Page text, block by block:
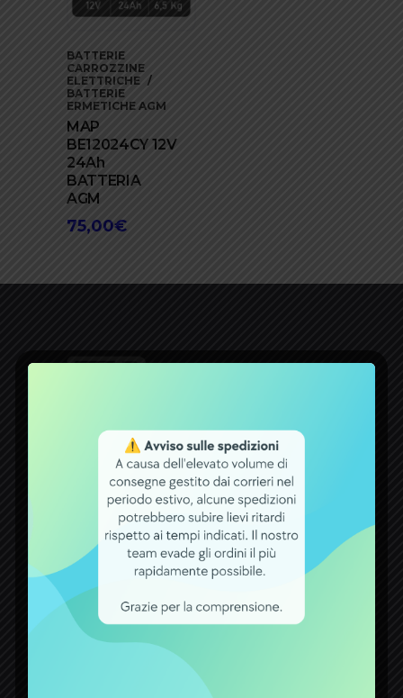
BATTERIE
CARROZZINE
ELETTRICHE
BATTERIE
ERMETICHE AGM
MAP
BE12024CY 12V
24Ah
BATTERIA
AGM
75,00€
GIDI opera nel settore delle batterie.
Un bel traguardo raggiunto, che
premia tutti coloro che con fiducia si
rivolgono a noi per qualsiasi esigenza
attinente a batterie, carica batterie,
alimentatori ed accumulatori.